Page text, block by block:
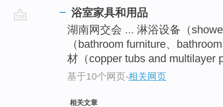
浴室家具和用品
湖南网交会 ... 淋浴设备（
（bathroom furniture、
材（copper tubs and multilayer
基于10个网页-相关网页
相关文章